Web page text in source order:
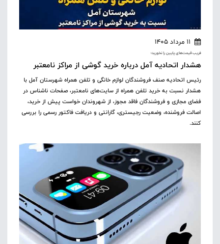
11 مرداد 1405
فریب قیمت‌های پایین را نخورید؛
هشدار اتحادیه آمل درباره خرید گوشی از مراکز نامعتبر
رئیس اتحادیه صنف فروشندگان لوازم خانگی و تلفن همراه شهرستان آمل با
هشدار نسبت به خرید تلفن همراه از سایت‌های نامعتبر، صفحات ناشناس در
فضای مجازی و فروشندگان فاقد مجوز، از شهروندان خواست پیش از خرید،
اصالت فروشنده، وضعیت رجیستری، گارانتی و دریافت فاکتور رسمی را بررسی
کنند.